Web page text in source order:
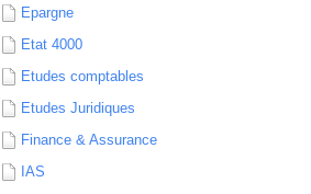
Epargne
Etat 4000
Etudes comptables
Etudes Juridiques
Finance & Assurance
IAS